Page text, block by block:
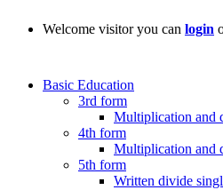
Welcome visitor you can login
Basic Education
3rd form
Multiplication and
4th form
Multiplication and
5th form
Written divide